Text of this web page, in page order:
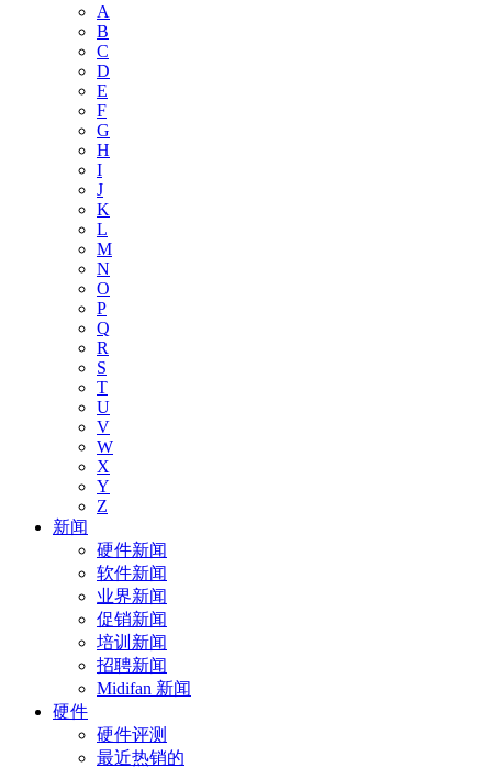
A
B
C
D
E
F
G
H
I
J
K
L
M
N
O
P
Q
R
S
T
U
V
W
X
Y
Z
新闻
硬件新闻
软件新闻
业界新闻
促销新闻
培训新闻
招聘新闻
Midifan 新闻
硬件
硬件评测
最近热销的